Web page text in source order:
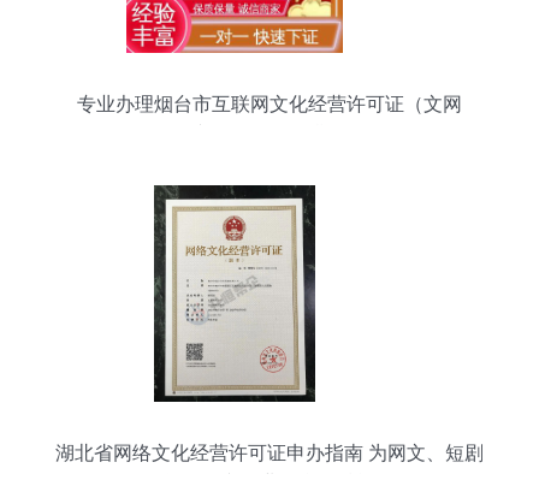
专业办理烟台市互联网文化经营许可证（文网
湖北省网络文化经营许可证申办指南 为网文、短剧